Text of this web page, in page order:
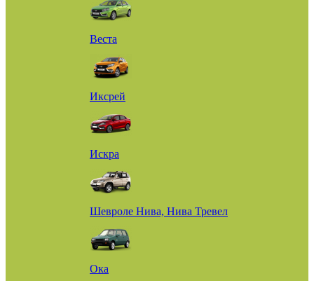
Веста
Иксрей
Искра
Шевроле Нива, Нива Тревел
Ока